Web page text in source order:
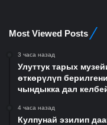
Most Viewed Posts
3 часа назад
Улуттук тарых
өткөрүлүп
чындыкка дал
4 часа назад
Кулпунай эзилип